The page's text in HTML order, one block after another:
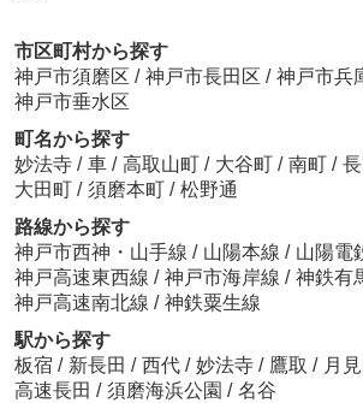
市区町村から探す
神戸市須磨区 / 神戸市長田区 / 神戸市兵
神戸市垂水区
町名から探す
妙法寺 / 車 / 高取山町 / 大谷町 / 南町 /
大田町 / 須磨本町 / 松野通
路線から探す
神戸市西神・山手線 / 山陽本線 / 山陽電
神戸高速東西線 / 神戸市海岸線 / 神鉄有
神戸高速南北線 / 神鉄粟生線
駅から探す
板宿 / 新長田 / 西代 / 妙法寺 / 鷹取 / 月
高速長田 / 須磨海浜公園 / 名谷